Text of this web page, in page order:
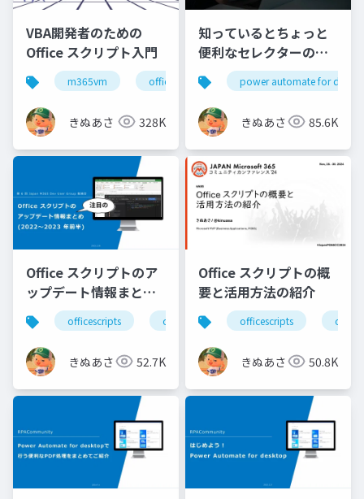
VBA開発者のための
Office スクリプト入門
m365vm officescripts officeスクリプト
きぬあさ 328K
知っているとちょっと
便利なセレクターの基
礎知識power automate for
きぬあさ 85.6K
Office スクリプトのア
ップデート情報まとめ
(2022～2023 年前半)
officescripts officeスクリプト m365dev
きぬあさ 52.7K
Office スクリプトの概
要と活用方法の紹介
officescripts office
きぬあさ 50.8K